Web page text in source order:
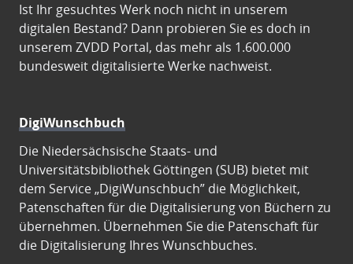
Ist Ihr gesuchtes Werk noch nicht in unserem
digitalen Bestand? Dann probieren Sie es doch in
unserem ZVDD Portal, das mehr als 1.600.000
bundesweit digitalisierte Werke nachweist.
DigiWunschbuch
Die Niedersächsische Staats- und
Universitätsbibliothek Göttingen (SUB) bietet mit
dem Service „DigiWunschbuch” die Möglichkeit,
Patenschaften für die Digitalisierung von Büchern zu
übernehmen. Übernehmen Sie die Patenschaft für
die Digitalisierung Ihres Wunschbuches.